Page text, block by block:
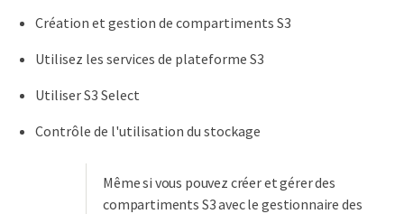
Création et gestion de compartiments S3
Utilisez les services de plateforme S3
Utiliser S3 Select
Contrôle de l'utilisation du stockage
Même si vous pouvez créer et gérer des
compartiments S3 avec le gestionnaire des